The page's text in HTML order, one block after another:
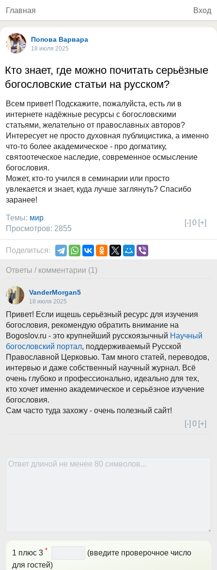
Главная Вход
Попова Варвара
18 июля 2025
Кто знает, где можно почитать серьёзные
богословские статьи на русском?
Всем привет! Подскажите, пожалуйста, есть ли в
интернете надёжные ресурсы с богословскими
статьями, желательно от православных авторов?
Интересует не просто духовная публицистика, а именно
что-то более академическое - про догматику,
святоотеческое наследие, современное осмысление
богословия.
Может, кто-то учился в семинарии или просто
увлекается и знает, куда лучше заглянуть? Спасибо
заранее!
[-] 0 [+]
Темы: мир
Просмотров: 2855
Поделиться:
Ответы / комментарии (1)
VanderMorgan5
18 июля 2025
Привет! Если ищешь серьёзный ресурс для изучения
богословия, рекомендую обратить внимание на
Bogoslov.ru - это крупнейший русскоязычный Научный
богословский портал, поддерживаемый Русской
Православной Церковью. Там много статей, переводов,
интервью и даже собственный научный журнал. Всё
очень глубоко и профессионально, идеально для тех,
кто хочет именно академическое и серьёзное изучение
богословия.
Сам часто туда захожу - очень полезный сайт!
[-] 0 [+]
1 плюс 3 *
(введите проверочное число
для гостей)